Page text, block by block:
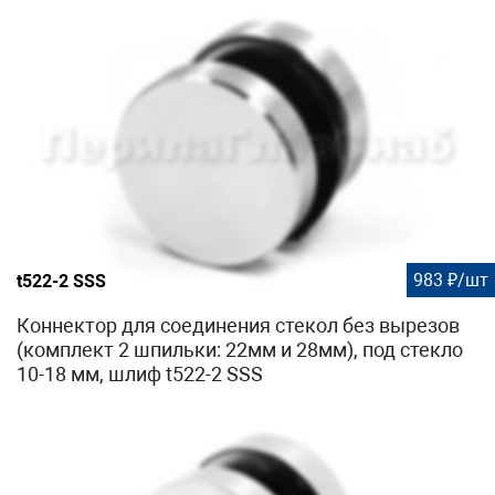
t522-2 SSS 983 ₽/шт
Коннектор для соединения стекол без вырезов
(комплект 2 шпильки: 22мм и 28мм), под стекло
10-18 мм, шлиф t522-2 SSS